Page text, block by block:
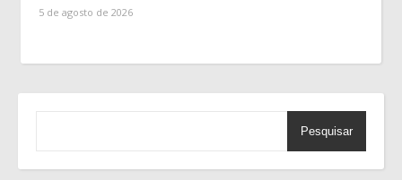
5 de agosto de 2026
Pesquisar